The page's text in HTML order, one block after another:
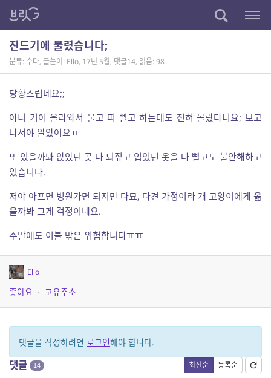
진드기에 물렸습니다;
분류: 수다, 글쓴이: Ello, 17년 5월, 댓글14, 읽음: 98
당황스럽네요;;
아니 기어 올라와서 물고 피 빨고 하는데도 전혀 몰랐다니요; 보고
나서야 알았어요ㅠ
또 있을까봐 앉았던 곳 다 되짚고 입었던 옷을 다 빨고도 불안해하고
있습니다.
저야 아프면 병원가면 되지만 다묘, 다견 가정이라 개 고양이에게 옮
을까봐 그게 걱정이네요.
주말에도 이불 밖은 위험합니다ㅠㅠ
Ello
좋아요 · 고유주소
댓글을 작성하려면 로그인해야 합니다.
최신순 등록순
댓글 14